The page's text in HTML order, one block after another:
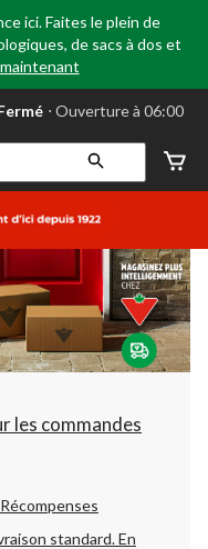
ici. Faites le plein de
de sacs à dos et
⋅ Ouverture à 06:00
les commandes
standard.En